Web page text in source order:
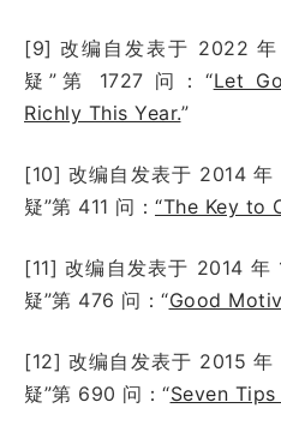
[9] 改编自发表于 2022
疑”第 1727 问：“Let
Richly This Year.”
[10] 改编自发表于 2014
疑”第 411 问： “The Key to
[11] 改编自发表于 2014 年
疑”第 476 问：“Good
[12] 改编自发表于 2015
疑”第 690 问：“Seven